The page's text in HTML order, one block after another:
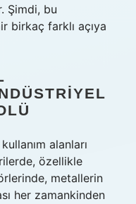
Şimdi, bu
birkaç farklı açıya
alanları
özellikle
metallerin
her zamankinden